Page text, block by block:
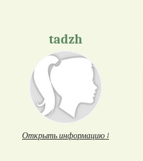
tadzh
Открыть информацию ↓